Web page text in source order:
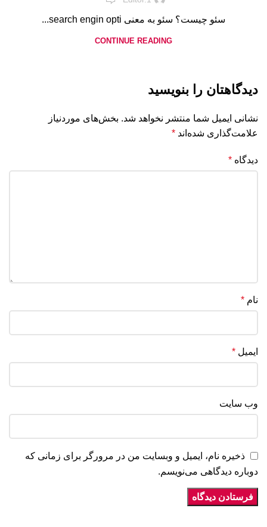
سئو چیست‌‌‎‌‏؟ سئو به معنی search engin opti...
CONTINUE READING
دیدگاهتان را بنویسید
نشانی ایمیل شما منتشر نخواهد شد. بخش‌های موردنیاز
علامت‌گذاری شده‌اند *
دیدگاه *
نام *
ایمیل *
وب‌ سایت
ذخیره نام، ایمیل و وبسایت من در مرورگر برای زمانی که
دوباره دیدگاهی می‌نویسم.